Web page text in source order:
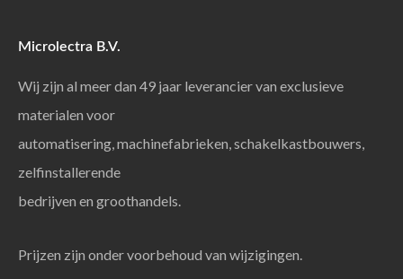
Microlectra B.V.
Wij zijn al meer dan 49 jaar leverancier van exclusieve
materialen voor
automatisering, machinefabrieken, schakelkastbouwers,
zelfinstallerende
bedrijven en groothandels.
Prijzen zijn onder voorbehoud van wijzigingen.